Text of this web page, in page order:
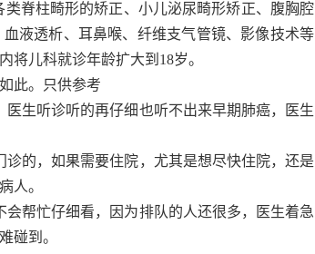
脊柱畸形的矫正、小儿泌尿畸形矫正、腹胸腔
液透析、耳鼻喉、纤维支气管镜、影像技术等
将儿科就诊年龄扩大到18岁。
此。只供参考
生听诊听的再仔细也听不出来早期肺癌，医生
的，如果需要住院，尤其是想尽快住院，还是
人。
帮忙仔细看，因为排队的人还很多，医生着急
碰到。